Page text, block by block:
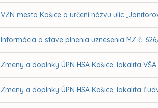
VZN mesta Košice o určení názvu ulíc
Informácia o stave plnenia uznesenia MZ č.
Zmeny a doplnky ÚPN HSA Košice, lokalita
Zmeny a doplnky ÚPN HSA Košice, lokalita